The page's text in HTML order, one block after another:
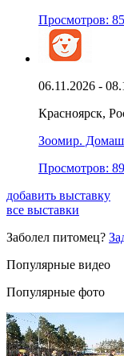
Просмотров:
06.11.2026 -
Красноярск,
Зоомир.
Просмотров:
добавить выставку
все выставки
Заболел питомец?
Популярные видео
Популярные фото